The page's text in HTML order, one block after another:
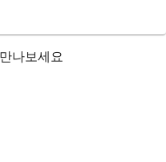
나보세요